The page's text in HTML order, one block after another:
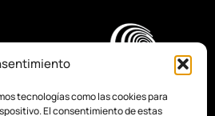
tecnologías como las cookies para
El consentimiento de estas